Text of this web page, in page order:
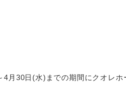
4月30日(水)までの期間にクオレ